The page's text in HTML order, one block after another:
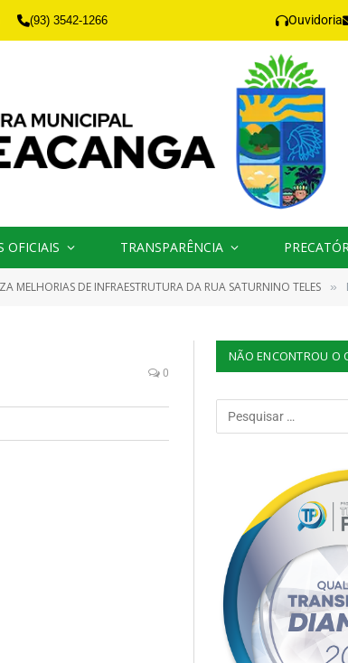
(93) 3542-1266 Ouvidoria
OFICIAIS TRANSPARÊNCIA
MELHORIAS DE INFRAESTRUTURA DA RUA SATURNINO TELES »
0
NÃO ENCONTROU O